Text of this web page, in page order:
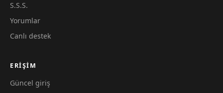
S.S.S.
Yorumlar
Canlı destek
ERIŞIM
Güncel giriş